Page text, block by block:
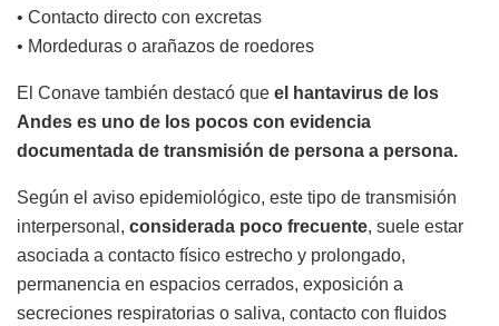
• Contacto directo con excretas
• Mordeduras o arañazos de roedores
El Conave también destacó que el hantavirus de los
Andes es uno de los pocos con evidencia
documentada de transmisión de persona a persona.
Según el aviso epidemiológico, este tipo de transmisión
interpersonal, considerada poco frecuente, suele estar
asociada a contacto físico estrecho y prolongado,
permanencia en espacios cerrados, exposición a
secreciones respiratorias o saliva, contacto con fluidos